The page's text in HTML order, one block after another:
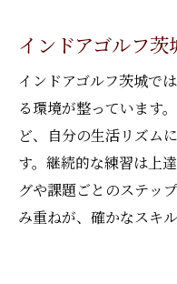
インドアゴルフ
インドアゴルフ茨城で
る環境が整っています
ど、自分の生活リズム
す。継続的な練習は上
グや課題ごとのステッ
み重ねが、確かなスキ